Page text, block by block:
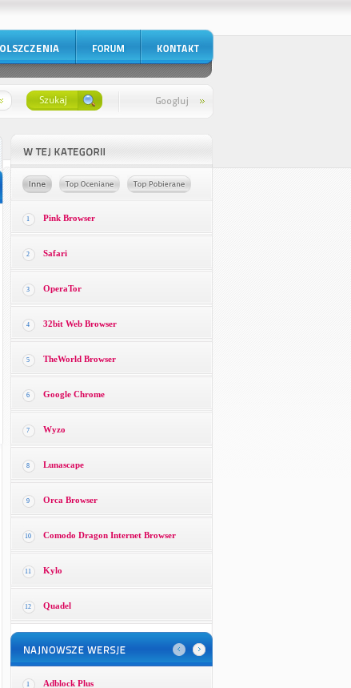
1 Pink Browser
2 Safari
3 OperaTor
4 32bit Web Browser
5 TheWorld Browser
6 Google Chrome
7 Wyzo
8 Lunascape
9 Orca Browser
10 Comodo Dragon Internet Browser
11 Kylo
12 Quadel
1 Adblock Plus